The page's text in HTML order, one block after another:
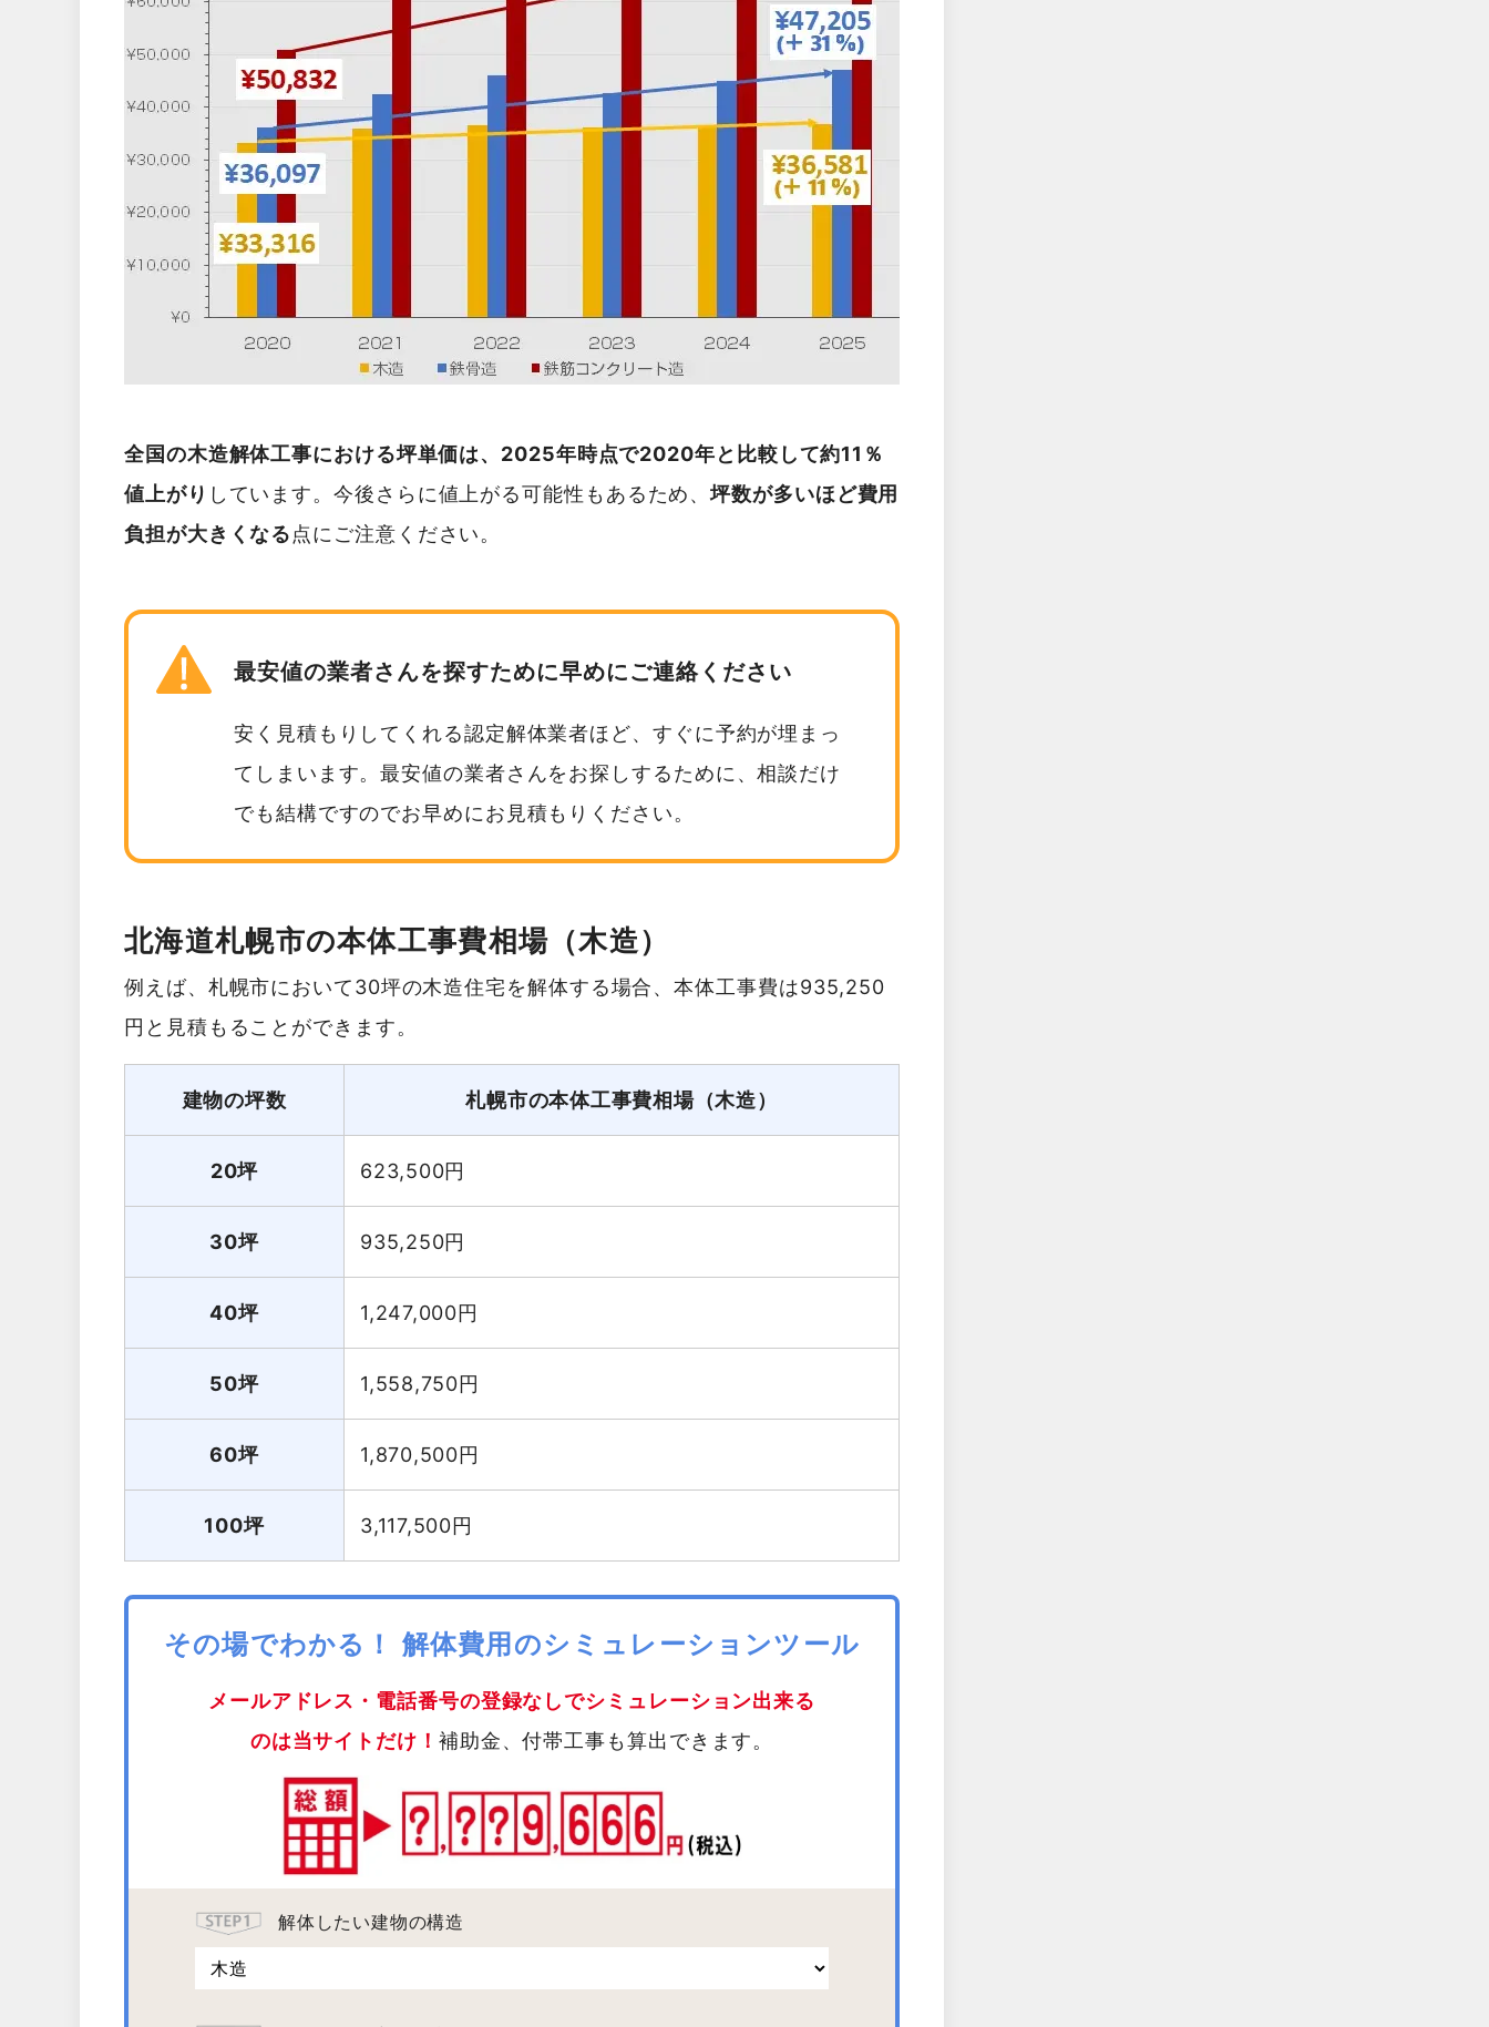
全国の木造解体工事における坪単価は、2025年時点で2020年と比較して約11％
値上がり しています。今後さらに値上がる可能性もあるため、坪数が多いほど費用
負担が大きくなる点にご注意ください。
最安値の業者さんを探すために早めにご連絡ください
安く見積もりしてくれる認定解体業者ほど、すぐに予約が埋まっ
てしまいます。最安値の業者さんをお探しするために、相談だけ
でも結構ですのでお早めにお見積もりください。
北海道札幌市の本体工事費相場（木造）
例えば、札幌市において30坪の木造住宅を解体する場合、本体工事費は935,250
円と見積もることができます。
建物の坪数 札幌市の本体工事費相場（木造）
20坪 623,500円
30坪 935,250円
40坪 1,247,000円
50坪 1,558,750円
60坪 1,870,500円
100坪 3,117,500円
その場でわかる！ 解体費用のシミュレーションツール
メールアドレス・電話番号の登録なしでシミュレーション出来る
のは当サイトだけ！ 補助金、付帯工事も算出できます。
解体したい建物の構造